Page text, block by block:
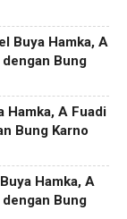
Buya Hamka, A
Bung
Hamka, A Fuadi
Bung Karno
Hamka, A
Bung